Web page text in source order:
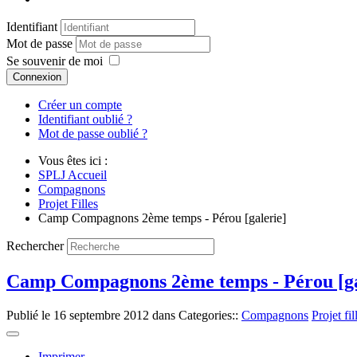
Identifiant
Mot de passe
Se souvenir de moi
Connexion
Créer un compte
Identifiant oublié ?
Mot de passe oublié ?
Vous êtes ici :
SPLJ Accueil
Compagnons
Projet Filles
Camp Compagnons 2ème temps - Pérou [galerie]
Rechercher
Camp Compagnons 2ème temps - Pérou
Publié le 16 septembre 2012 dans Categories:: Compagnons Projet